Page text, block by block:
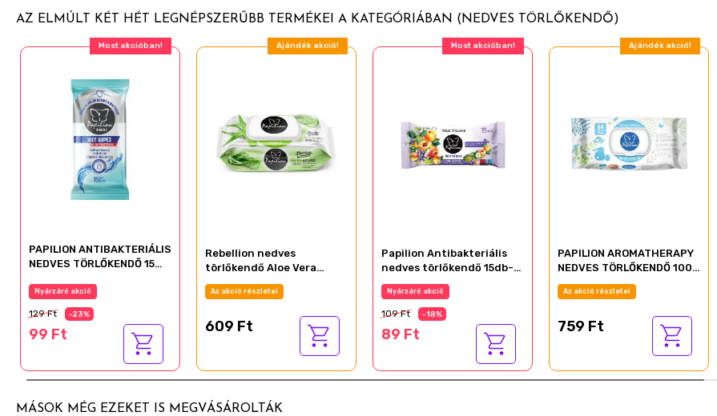
AZ ELMÚLT KÉT HÉT LEGNÉPSZERŰBB TERMÉKEI A KATEGÓRIÁBAN (NEDVES TÖRLŐKENDŐ)
Most akcióban!
PAPILION ANTIBAKTERIÁLIS
NEDVES TÖRLŐKENDŐ 15
Nyárzáró akció
129 Ft -23%
99 Ft
Ajándék akció!
Rebellion nedves
törlőkendő Aloe Vera
100db-os
Az akció részletei
609 Ft
Most akcióban!
Papilion Antibakteriális
nedves törlőkendő 15db-
os
Nyárzáró akció
109 Ft -18%
89 Ft
Ajándék akció!
PAPILION AROMATHERAPY
NEDVES TÖRLŐKENDŐ 100
LAPOS KUPAKOS
Az akció részletei
759 Ft
MÁSOK MÉG EZEKET IS MEGVÁSÁROLTÁK